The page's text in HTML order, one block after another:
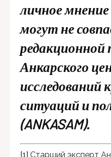
личное
могут не
редакционной
Анкарского
исследований
ситуаций и
(ANKASAM).
[1] Старший эксперт